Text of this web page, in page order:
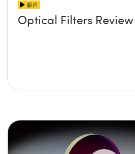
影片
Optical Filters Review